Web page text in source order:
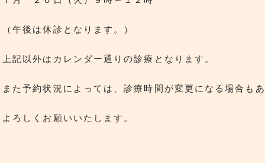
（午後は休診となります。）
上記以外はカレンダー通りの診療となります。
また予約状況によっては、診療時間が変更になる場合もあ
よろしくお願いいたします。